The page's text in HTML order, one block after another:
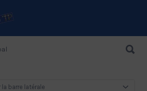
depuis 1995
barre latérale